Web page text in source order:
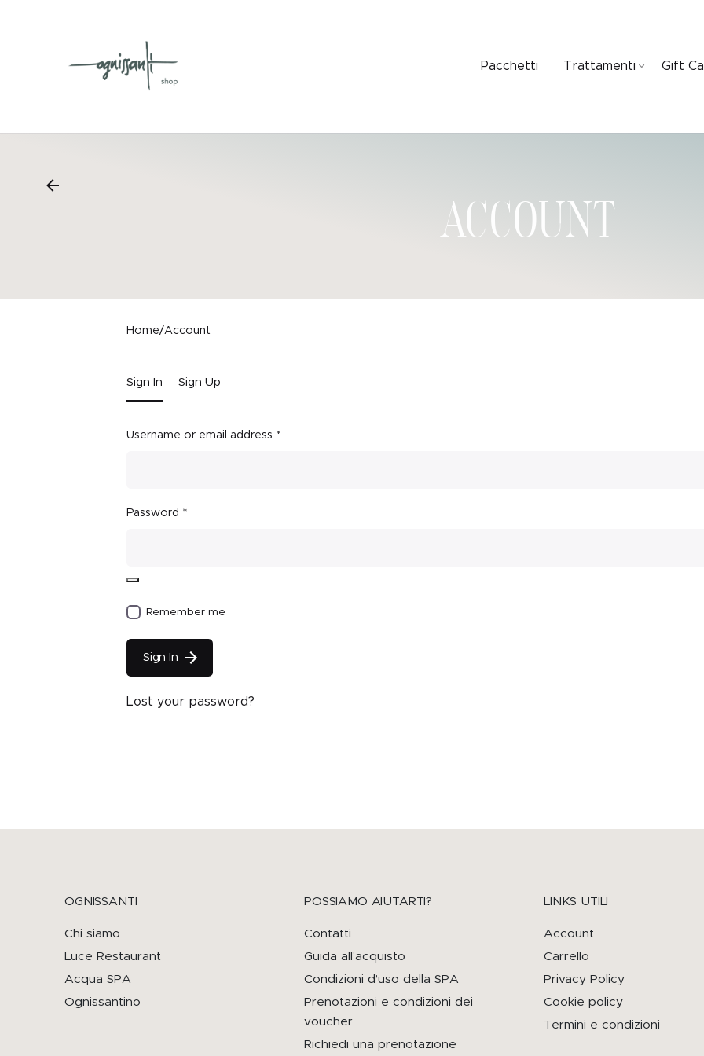
Pacchetti
Trattamenti Gift
account
Home/Account
Sign In Sign Up
Username or email address *
Password *
Remember me
Sign In
Lost your password?
OGNISSANTI
Chi siamo
Luce Restaurant
Acqua SPA
Ognissantino
POSSIAMO AIUTARTI?
Contatti
Guida all’acquisto
Condizioni d’uso della SPA
Prenotazioni e condizioni dei
voucher
Richiedi una prenotazione
LINKS UTILI
Account
Carrello
Privacy Policy
Cookie policy
Termini e condizioni